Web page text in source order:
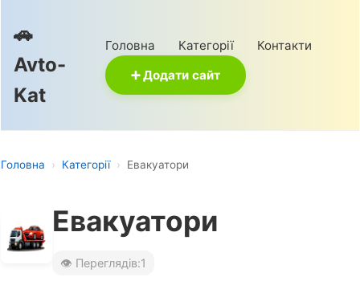
🚗
Avto-
Kat
Головна Категорії
Контакти
➕ Додати сайт
Головна › Категорії › Евакуатори
Евакуатори
👁️ Переглядів:1